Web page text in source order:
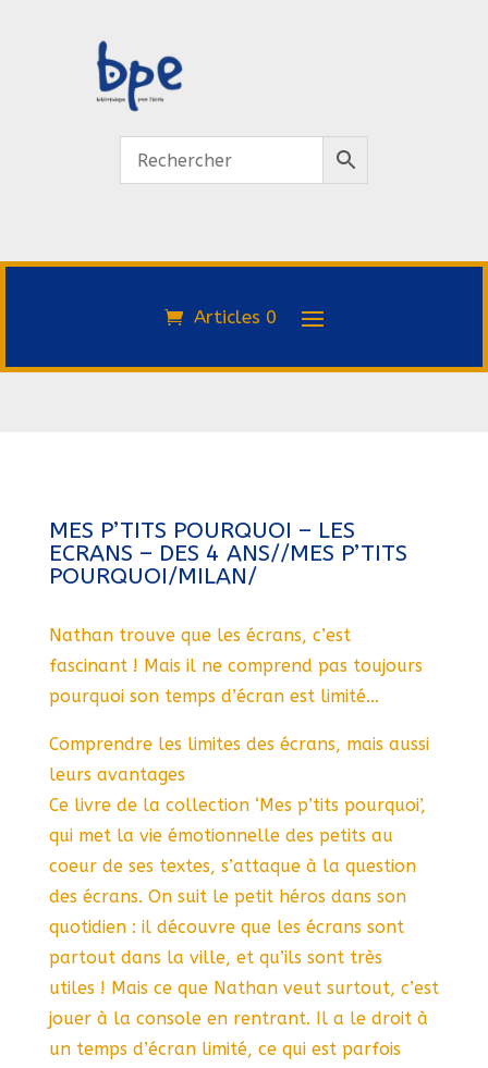
Articles 0
MES P’TITS POURQUOI – LES
ECRANS – DES 4 ANS//MES P’TITS
POURQUOI/MILAN/
Nathan trouve que les écrans, c’est
fascinant ! Mais il ne comprend pas toujours
pourquoi son temps d’écran est limité…
Comprendre les limites des écrans, mais aussi
leurs avantages
Ce livre de la collection ‘Mes p’tits pourquoi’,
qui met la vie émotionnelle des petits au
coeur de ses textes, s’attaque à la question
des écrans. On suit le petit héros dans son
quotidien : il découvre que les écrans sont
partout dans la ville, et qu’ils sont très
utiles ! Mais ce que Nathan veut surtout, c’est
jouer à la console en rentrant. Il a le droit à
un temps d’écran limité, ce qui est parfois